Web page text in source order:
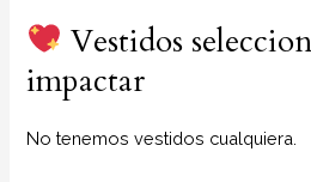
Vestidos
impactar
No tenemos vestidos cualquiera.